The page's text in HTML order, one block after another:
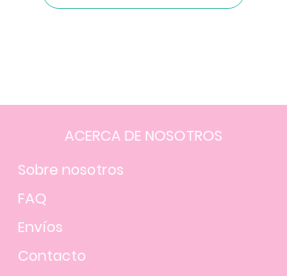
ACERCA DE NOSOTROS
Sobre nosotros
FAQ
Envíos
Contacto